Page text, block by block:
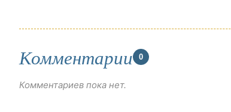
Комментарии 0
Комментариев пока нет.